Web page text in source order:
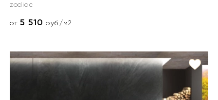
zodiac
от5 510 руб./м2